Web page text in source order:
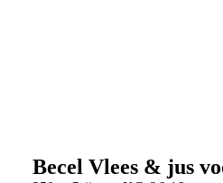
Becel Vlees & jus